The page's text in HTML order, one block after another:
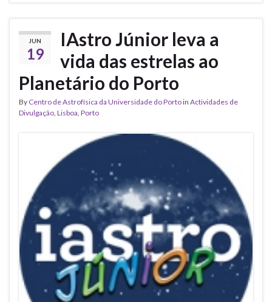
JUN
19
IAstro Júnior leva a
vida das estrelas ao
Planetário do Porto
By Centro de Astrofísica da Universidade do Portoin Actividades de
Divulgação Lisboa Porto